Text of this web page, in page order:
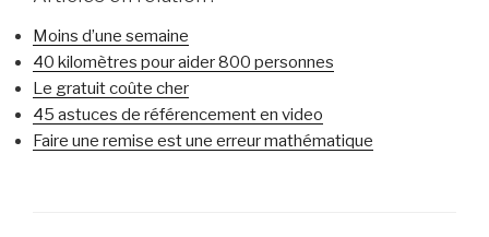
Moins d’une semaine
40 kilomètres pour aider 800 personnes
Le gratuit coûte cher
45 astuces de référencement en video
Faire une remise est une erreur mathématique